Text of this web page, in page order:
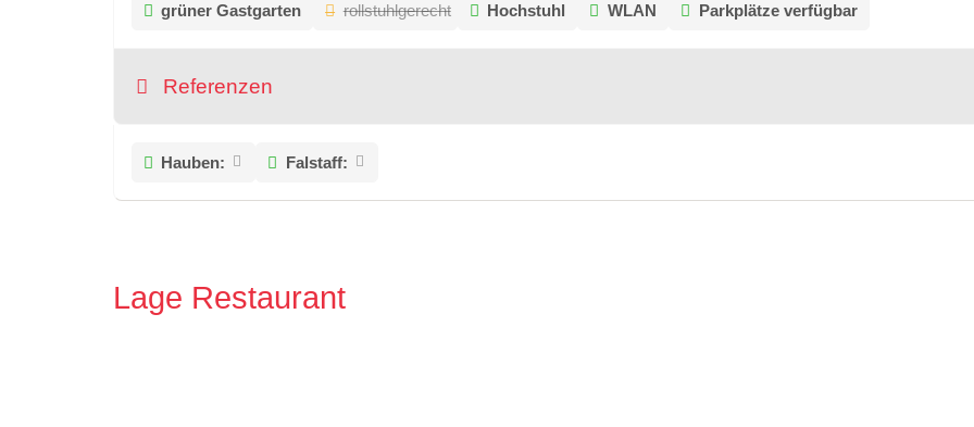
grüner Gastgarten rollstuhlgerecht Hochstuhl WLAN Parkplätze verfügbar
Referenzen
Hauben: Falstaff:
Lage Restaurant